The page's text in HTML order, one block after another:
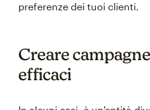
preferenze dei tuoi clienti.
Creare
efficaci